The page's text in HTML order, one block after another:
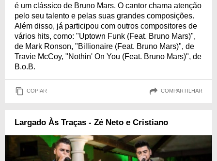
é um clássico de Bruno Mars. O cantor chama atenção
pelo seu talento e pelas suas grandes composições.
Além disso, já participou com outros compositores de
vários hits, como: "Uptown Funk (Feat. Bruno Mars)",
de Mark Ronson, "Billionaire (Feat. Bruno Mars)", de
Travie McCoy, "Nothin' On You (Feat. Bruno Mars)", de
B.o.B.
COPIAR COMPARTILHAR
Largado Às Traças - Zé Neto e Cristiano